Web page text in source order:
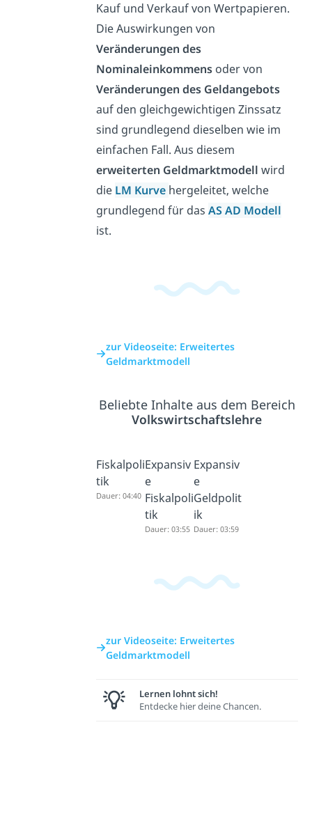
Kauf und Verkauf von Wertpapieren.
Die Auswirkungen von
Veränderungen des
Nominaleinkommensoder von
Veränderungen des Geldangebots
auf den gleichgewichtigen Zinssatz
sind grundlegend dieselben wie im
einfachen Fall. Aus diesem
erweiterten Geldmarktmodell wird
die LM Kurve hergeleitet, welche
grundlegend für das AS AD Modell
ist.
zur Videoseite: Erweitertes
Geldmarktmodell
Beliebte Inhalte aus dem Bereich
Volkswirtschaftslehre
Fiskalpoli
tik
Dauer: 04:40
Expansiv
e
Fiskalpoli
tik
Dauer: 03:55
Expansiv
e
Geldpolit
ik
Dauer: 03:59
zur Videoseite: Erweitertes
Geldmarktmodell
Lernen lohnt sich!
Entdecke hier deine Chancen.